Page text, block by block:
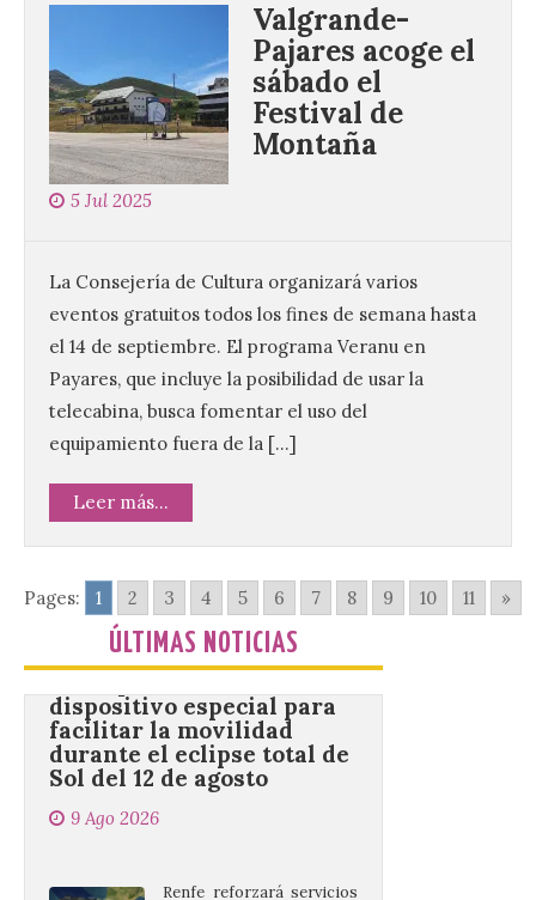
Valgrande-
Pajares acoge el
sábado el
Festival de
Montaña
5 Jul 2025
La Consejería de Cultura organizará varios
eventos gratuitos todos los fines de semana hasta
el 14 de septiembre. El programa Veranu en
Payares, que incluye la posibilidad de usar la
telecabina, busca fomentar el uso del
equipamiento fuera de la […]
Leer más...
Pages: 1 2 3 4 5 6 7 8 9 10 11 »
ÚLTIMAS NOTICIAS
Nace GEO-Arena: un
nuevo deporte creado en
la Universidad de León
9 Ago 2026
El profesorado de la
Facultad de Ciencias de la
Actividad Física y del
Deporte de la ULE diseña
una propuesta que
decisiones y colaboración estratégica sin
que ningún participante quede excluido
del juego. GEO-Arena nace […]
Transportes activa un
dispositivo especial para
facilitar la movilidad
durante el eclipse total de
Sol del 12 de agosto
9 Ago 2026
Asturias, Santander y País